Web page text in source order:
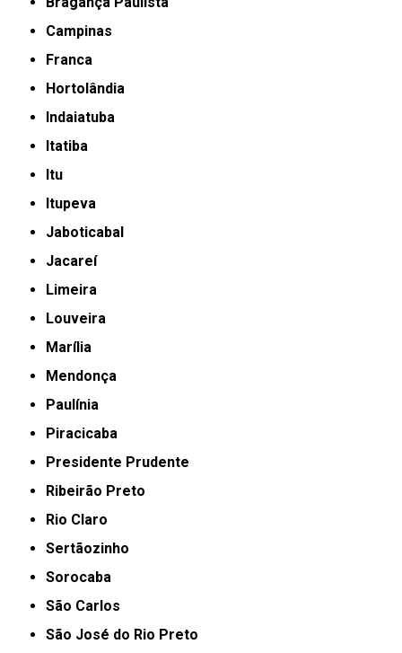
Campinas
Franca
Hortolândia
Indaiatuba
Itatiba
Itu
Itupeva
Jaboticabal
Jacareí
Limeira
Louveira
Marília
Mendonça
Paulínia
Piracicaba
Presidente Prudente
Ribeirão Preto
Rio Claro
Sertãozinho
Sorocaba
São Carlos
São José do Rio Preto